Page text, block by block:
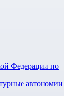
Федерации по
автономии